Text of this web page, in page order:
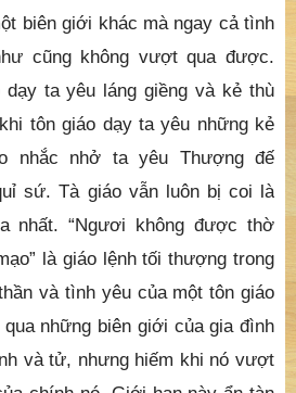
biên giới khác mà ngay cả tình
cũng không vượt qua được.
dạy ta yêu láng giềng và kẻ thù
tôn giáo dạy ta yêu những kẻ
nhắc nhở ta yêu Thượng đế
sứ. Tà giáo vẫn luôn bị coi là
nhất. “Ngươi không được thờ
là giáo lệnh tối thượng trong
và tình yêu của một tôn giáo
những biên giới của gia đình
và tử, nhưng hiếm khi nó vượt